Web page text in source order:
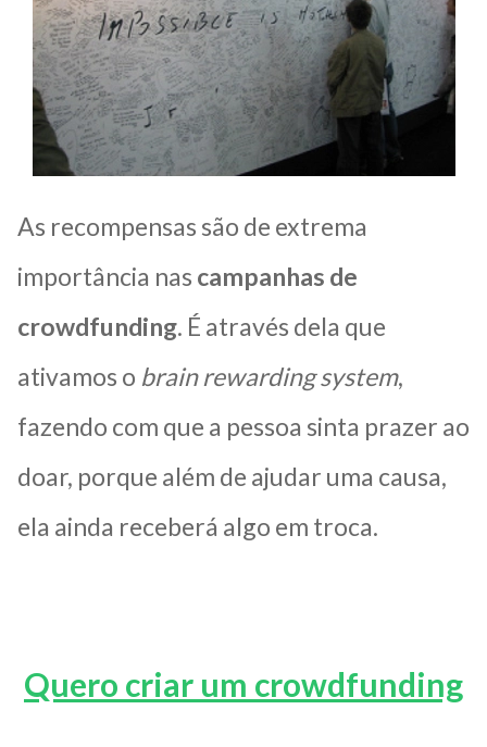
As recompensas são de extrema
importância nas campanhas de
crowdfunding. É através dela que
ativamos o brain rewarding system,
fazendo com que a pessoa sinta prazer ao
doar, porque além de ajudar uma causa,
ela ainda receberá algo em troca.
Quero criar um crowdfunding